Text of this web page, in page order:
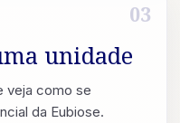
03
unidade
veja como se
da Eubiose.